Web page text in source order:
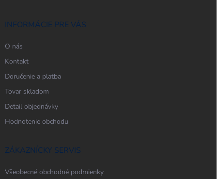
INFORMÁCIE PRE VÁS
O nás
Kontakt
Doručenie a platba
Tovar skladom
Detail objednávky
Hodnotenie obchodu
ZÁKAZNÍCKY SERVIS
Všeobecné obchodné podmienky